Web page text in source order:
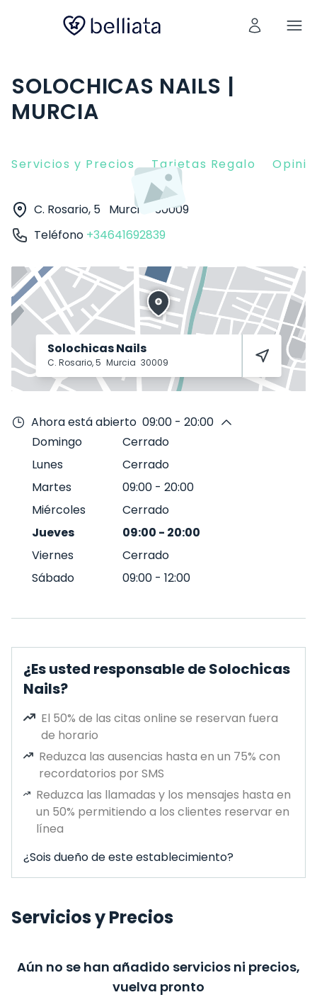
SOLOCHICAS NAILS |
MURCIA
Servicios y Precios Tarjetas Regalo
C. Rosario, 5 Murcia
30009
Teléfono +34641692839
Solochicas Nails
C. Rosario, 5 Murcia 30009
Ahora está abierto 09:00 - 20:00
Domingo
Cerrado
Lunes
Cerrado
Martes
09:00 - 20:00
Miércoles
Cerrado
Jueves
09:00 - 20:00
Viernes
Cerrado
Sábado
09:00 - 12:00
¿Es usted responsable de Solochicas
Nails?
El 50% de las citas online se reservan fuera
de horario
Reduzca las ausencias hasta en un 75% con
recordatorios por SMS
Reduzca las llamadas y los mensajes hasta en
un 50% permitiendo a los clientes reservar en
línea
¿Sois dueño de este establecimiento?
Servicios y Precios
Aún no se han añadido servicios ni precios,
vuelva pronto